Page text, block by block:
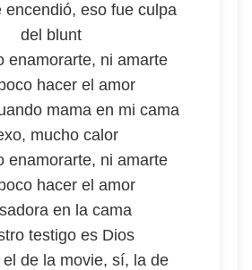
encendió, eso fue culpa
del blunt
enamorarte, ni amarte
hacer el amor
mama en mi cama
mucho calor
enamorarte, ni amarte
hacer el amor
en la cama
testigo es Dios
el de la movie, sí, la de